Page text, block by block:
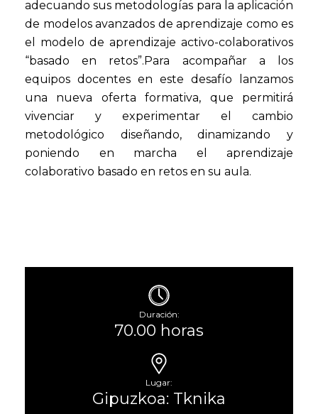
adecuando sus metodologías para la aplicación
de modelos avanzados de aprendizaje como es
el modelo de aprendizaje activo-colaborativos
“basado en retos”.Para acompañar a los
equipos docentes en este desafío lanzamos
una nueva oferta formativa, que permitirá
vivenciar y experimentar el cambio
metodológico diseñando, dinamizando y
poniendo en marcha el aprendizaje
colaborativo basado en retos en su aula.
Duración:
70.00 horas
Lugar:
Gipuzkoa: Tknika